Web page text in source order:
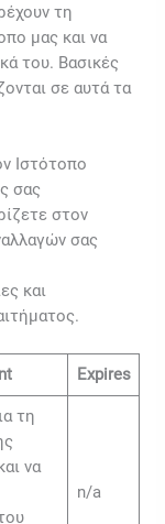
τη
μας και να
του. Βασικές
σε αυτά τα
Ιστότοπο
σας
στον
σας
και
Expires
τη
να
n/a